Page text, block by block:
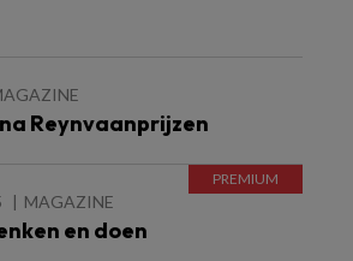
Reynvaanprijzen
MAGAZINE
en doen